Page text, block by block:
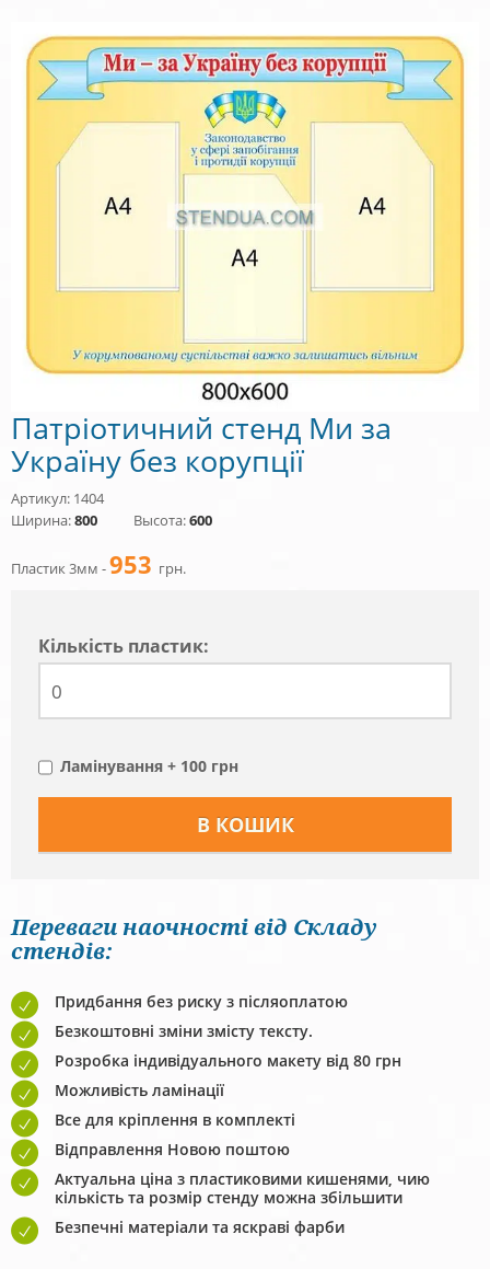
Патріотичний стенд Ми за
Україну без корупції
Артикул: 1404
Ширина:800 Высота:600
Пластик 3мм -953 грн.
Кiлькiсть пластик:
Ламінування + 100 грн
Переваги наочності від Складу
стендів:
Придбання без риску з післяоплатою
Безкоштовні зміни змісту тексту.
Розробка індивідуального макету від 80 грн
Можливість ламінації
Все для кріплення в комплекті
Відправлення Новою поштою
Актуальна ціна з пластиковими кишенями, чию
кількість та розмір стенду можна збільшити
Безпечні матеріали та яскраві фарби